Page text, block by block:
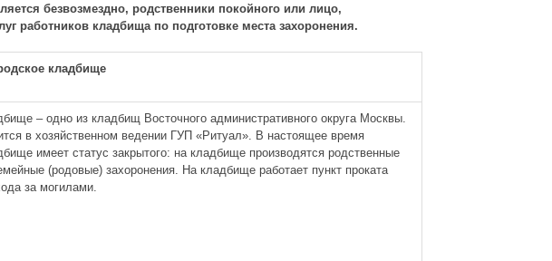
безвозмездно, родственники покойного или лицо,
работников кладбища по подготовке места захоронения.
кладбище
– одно из кладбищ Восточного административного округа Москвы.
в хозяйственном ведении ГУП «Ритуал». В настоящее время
имеет статус закрытого: на кладбище производятся родственные
(родовые) захоронения. На кладбище работает пункт проката
за могилами.